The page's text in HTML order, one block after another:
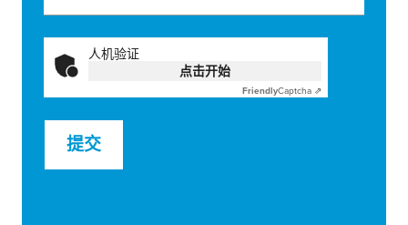
人机验证
点击开始
FriendlyCaptcha ⇗
提交